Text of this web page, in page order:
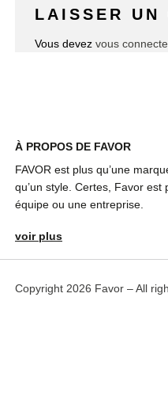
LAISSER UN
Vous devez vous
À PROPOS DE FAVOR
FAVOR est plus qu’une
qu’un style. Certes, Favor est
équipe ou une entreprise.
voir plus
Copyright 2026 Favor – All